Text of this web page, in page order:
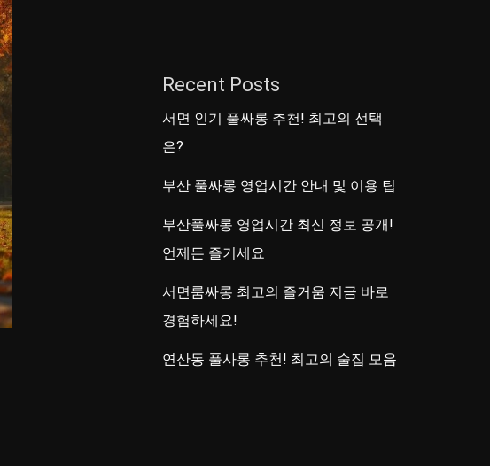
Recent Posts
서면 인기 풀싸롱 추천! 최고의 선택
은?
부산 풀싸롱 영업시간 안내 및 이용 팁
부산풀싸롱 영업시간 최신 정보 공개!
언제든 즐기세요
서면룸싸롱 최고의 즐거움 지금 바로
경험하세요!
연산동 풀사롱 추천! 최고의 술집 모음